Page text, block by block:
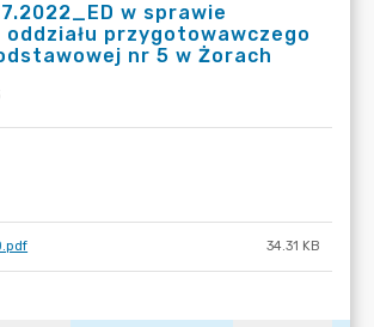
w sprawie
przygotowawczego
nr 5 w Żorach
34.31 KB